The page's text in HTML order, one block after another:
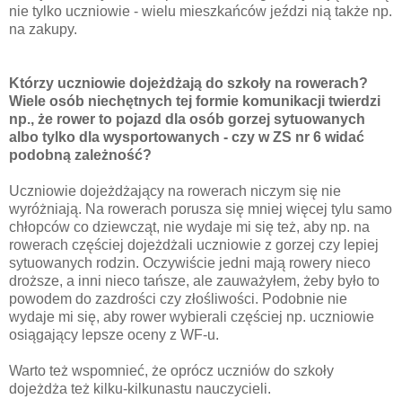
nie tylko uczniowie - wielu mieszkańców jeździ nią także np.
na zakupy.
Którzy uczniowie dojeżdżają do szkoły na rowerach?
Wiele osób niechętnych tej formie komunikacji twierdzi
np., że rower to pojazd dla osób gorzej sytuowanych
albo tylko dla wysportowanych - czy w ZS nr 6 widać
podobną zależność?
Uczniowie dojeżdżający na rowerach niczym się nie
wyróżniają. Na rowerach porusza się mniej więcej tylu samo
chłopców co dziewcząt, nie wydaje mi się też, aby np. na
rowerach częściej dojeżdżali uczniowie z gorzej czy lepiej
sytuowanych rodzin. Oczywiście jedni mają rowery nieco
droższe, a inni nieco tańsze, ale zauważyłem, żeby było to
powodem do zazdrości czy złośliwości. Podobnie nie
wydaje mi się, aby rower wybierali częściej np. uczniowie
osiągający lepsze oceny z WF-u.
Warto też wspomnieć, że oprócz uczniów do szkoły
dojeżdża też kilku-kilkunastu nauczycieli.